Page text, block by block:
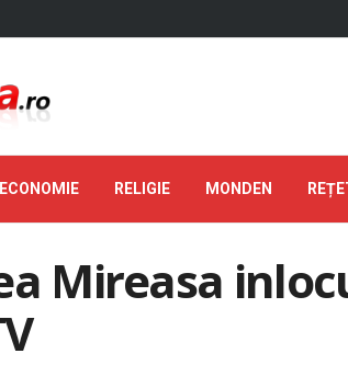
ECONOMIE RELIGIE MONDEN
Mireasa